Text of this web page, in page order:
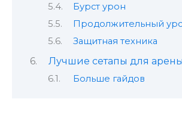
Бурст урон
Продолжительный
Защитная техника
Лучшие сетапы для арены
Больше гайдов